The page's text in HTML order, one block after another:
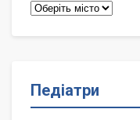
Терапевти
Педіатри